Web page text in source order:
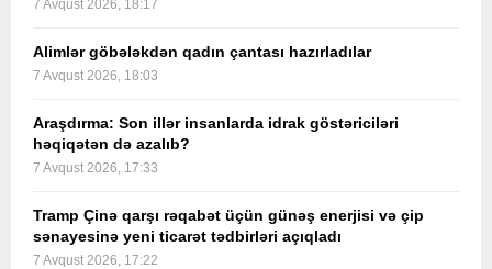
7 Avqust 2026, 18:17
Alimlər göbələkdən qadın çantası hazırladılar
7 Avqust 2026, 18:03
Araşdırma: Son illər insanlarda idrak göstəriciləri
həqiqətən də azalıb?
7 Avqust 2026, 17:33
Tramp Çinə qarşı rəqabət üçün günəş enerjisi və çip
sənayesinə yeni ticarət tədbirləri açıqladı
7 Avqust 2026, 17:22